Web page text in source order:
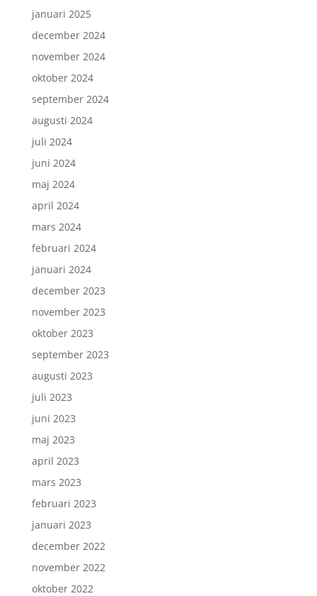
januari 2025
december 2024
november 2024
oktober 2024
september 2024
augusti 2024
juli 2024
juni 2024
maj 2024
april 2024
mars 2024
februari 2024
januari 2024
december 2023
november 2023
oktober 2023
september 2023
augusti 2023
juli 2023
juni 2023
maj 2023
april 2023
mars 2023
februari 2023
januari 2023
december 2022
november 2022
oktober 2022